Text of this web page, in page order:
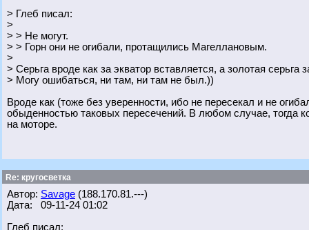
> Глеб писал:
>
> > Не могут.
> > Горн они не огибали, протащились Магеллановым.
>
> Серьга вроде как за экватор вставляется, а золотая серьга
> Могу ошибаться, ни там, ни там не был.))
Вроде как (тоже без уверенности, ибо не пересекал и не
обыденностью таковых пересечений. В любом случае, тогда
на моторе.
Re: кругосветка
Автор: Savage (188.170.81.---)
Дата: 09-11-24 01:02
Глеб писал: